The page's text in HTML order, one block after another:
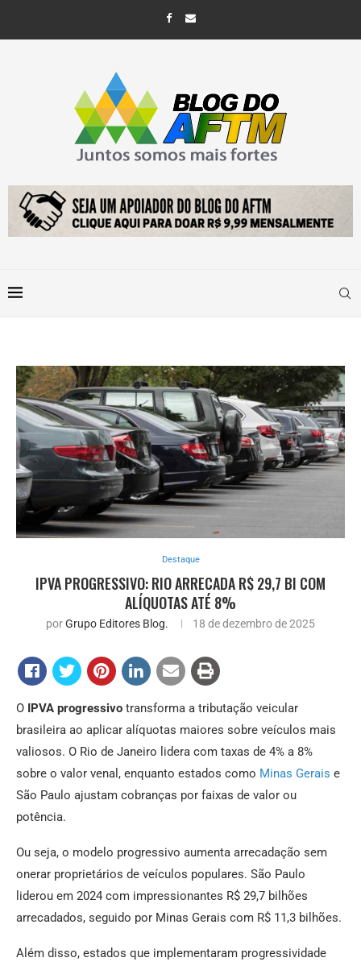
Destaque
IPVA PROGRESSIVO: RIO ARRECADA R$ 29,7 BI COM
ALÍQUOTAS ATÉ 8%
porGrupo Editores Blog. 18 de dezembro de 2025
O IPVA progressivo transforma a tributação veicular
brasileira ao aplicar alíquotas maiores sobre veículos mais
valiosos. O Rio de Janeiro lidera com taxas de 4% a 8%
sobre o valor venal, enquanto estados como Minas Gerais e
São Paulo ajustam cobranças por faixas de valor ou
potência.
Ou seja, o modelo progressivo aumenta arrecadação sem
onerar proprietários de veículos populares. São Paulo
liderou em 2024 com impressionantes R$ 29,7 bilhões
arrecadados, seguido por Minas Gerais com R$ 11,3 bilhões.
Além disso, estados que implementaram progressividade